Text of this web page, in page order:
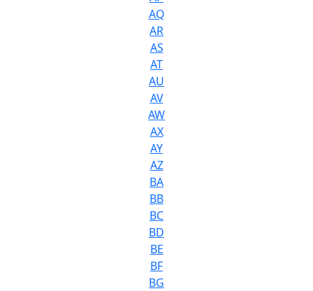
AQ
AR
AS
AT
AU
AV
AW
AX
AY
AZ
BA
BB
BC
BD
BE
BF
BG